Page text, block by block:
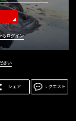
らログイン
さい